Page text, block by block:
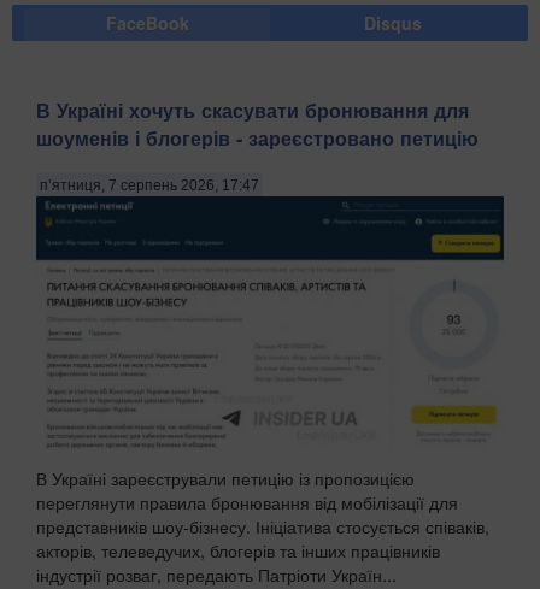
FaceBook
Disqus
В Україні хочуть скасувати бронювання для
шоуменів і блогерів - зареєстровано петицію
п’ятниця, 7 серпень 2026, 17:47
В Україні зареєстрували петицію із пропозицією
переглянути правила бронювання від мобілізації для
представників шоу-бізнесу. Ініціатива стосується співаків,
акторів, телеведучих, блогерів та інших працівників
індустрії розваг, передають Патріоти Україн...